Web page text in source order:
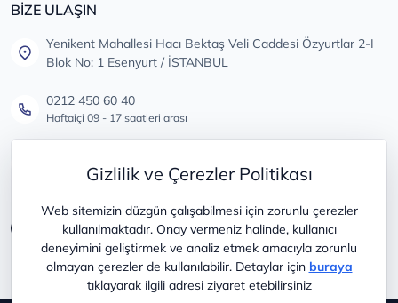
Gizlilik ve Çerezler Politikası
Web sitemizin düzgün çalışabilmesi için zorunlu çerezler
kullanılmaktadır. Onay vermeniz halinde, kullanıcı
deneyimini geliştirmek ve analiz etmek amacıyla zorunlu
olmayan çerezler de kullanılabilir. Detaylar için buraya
tıklayarak ilgili adresi ziyaret etebilirsiniz
BİZE ULAŞIN
Yenikent Mahallesi Hacı Bektaş Veli Caddesi Özyurtlar 2-I
Blok No: 1 Esenyurt / İSTANBUL
0212 450 60 40
Haftaiçi 09 - 17 saatleri arası
Tüm öneri ve şikayetleriniz için